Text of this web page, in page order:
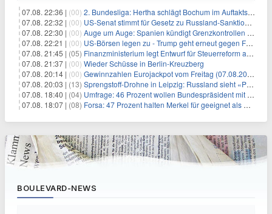
07.08. 22:36 | (00) 2. Bundesliga: Hertha schlägt Bochum im Auftaktspiel
07.08. 22:32 | (00) US-Senat stimmt für Gesetz zu Russland-Sanktionen
07.08. 22:30 | (00) Auge um Auge: Spanien kündigt Grenzkontrollen zu Italien an
07.08. 22:21 | (00) US-Börsen legen zu - Trump geht erneut gegen Fed-Gouverneurin vor
07.08. 21:45 | (05) Finanzministerium legt Entwurf für Steuerreform ab 2027 vor
07.08. 21:37 | (00) Wieder Schüsse in Berlin-Kreuzberg
07.08. 20:14 | (00) Gewinnzahlen Eurojackpot vom Freitag (07.08.2026)
07.08. 20:03 | (13) Sprengstoff-Drohne in Leipzig: Russland sieht «Provokation»
07.08. 18:40 | (04) Umfrage: 46 Prozent wollen Bundespräsident mit Politik-Erfahrung
07.08. 18:07 | (08) Forsa: 47 Prozent halten Merkel für geeignet als Bundespräsidentin
BOULEVARD-NEWS